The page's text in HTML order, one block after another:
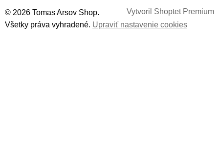
Vytvoril Shoptet Premium
© 2026 Tomas Arsov Shop.
Všetky práva vyhradené. Upraviť nastavenie cookies